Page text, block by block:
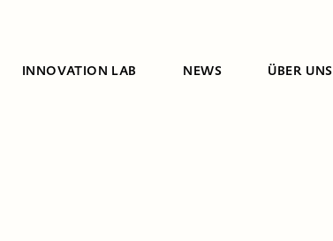
INNOVATION LAB NEWS ÜBER UNS